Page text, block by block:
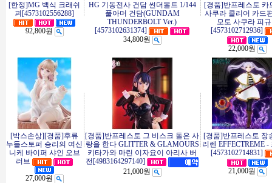
[한정]MG 백식 크래쉬
괴[4573102556288]
92,800원
HG 기동전사 건담 썬더볼트 1/144
풀아머 건담(GUNDAM
THUNDERBOLT Ver.)
[4573102631374]
34,800원
[경품]반프레스토 카
사쿠라 클리어 카드
모토 사쿠라 피
[4573102712936]
22,000원
[박스손상][경품]후류
누들스토퍼 승리의 여신
니케 바이퍼 샤인 오브
러브
27,000원
[경품]반프레스토 그 비스크 돌은 사
랑을 한다 GLITTER & GLAMOURS
키타가와 마린 이자요이 아리사 버
전[4983164297140]
21,000원
[경품]반프레스토 장
리렌 EFFECTREME -
[4573102714831]
21,000원